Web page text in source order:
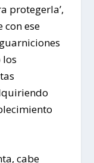
protegerla’,
ese
los
cabe